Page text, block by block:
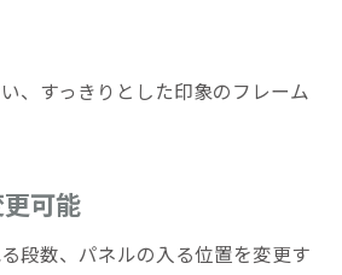
、すっきりとした印象のフレーム
可能
段数、パネルの入る位置を変更す